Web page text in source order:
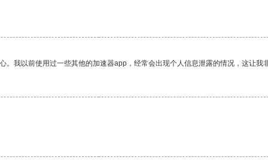
我以前使用过一些其他的加速器app，经常会出现个人信息泄露的情况，这让我